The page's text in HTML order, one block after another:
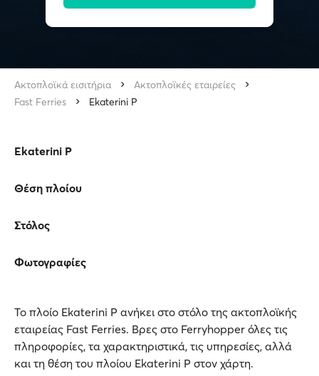
Ακτοπλοϊκά εισιτήρια
Ακτοπλοϊκές εταιρείες
Fast Ferries
Ekaterini P
Ekaterini P
Θέση πλοίου
Στόλος
Φωτογραφίες
Το πλοίο Ekaterini P ανήκει στο στόλο της ακτοπλοϊκής
εταιρείας Fast Ferries. Βρες στο Ferryhopper όλες τις
πληροφορίες, τα χαρακτηριστικά, τις υπηρεσίες, αλλά
και τη θέση του πλοίου Ekaterini P στον χάρτη.